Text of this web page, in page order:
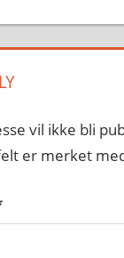
vil ikke bli
er merket